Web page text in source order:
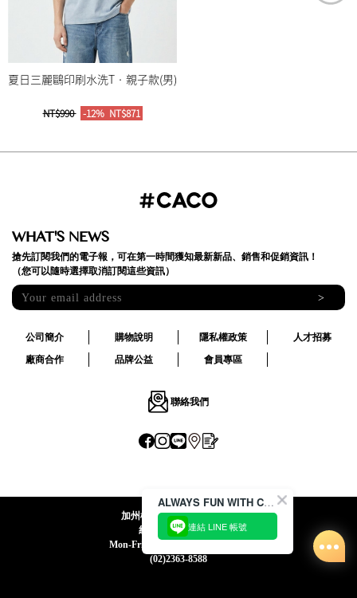
夏日三麗鷗印刷水洗T‧親子款(男)
NT$990 -12% NT$871
WHAT'S NEWS
搶先訂閱我們的電子報，可在第一時間獲知最新新品、銷售和促銷資訊！
（您可以隨時選擇取消訂閱這些資訊）
>
公司簡介 購物說明 隱私權政策
人才招募
廠商合作
品牌公益 會員專區
聯絡我們
加州椰子國際股份有限公司
統一編號:24492069
Mon-Fri 09:00-12:30 / 13:30-18:00
(02)2363-8588
ALWAYS FUN WITH CACO !
連結 LINE 帳號